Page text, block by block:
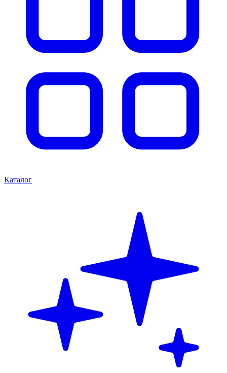
Каталог